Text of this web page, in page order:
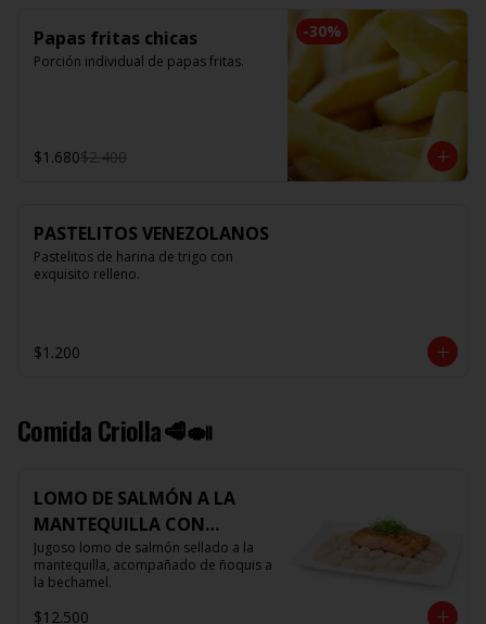
-30%
Papas fritas chicas
Porción individual de papas fritas.
$1.680$2.400
PASTELITOS VENEZOLANOS
Pastelitos de harina de trigo con
exquisito relleno.
$1.200
Comida Criolla🥩🍛
LOMO DE SALMÓN A LA
MANTEQUILLA CON
ÑOQUIS 🧈
Jugoso lomo de salmón sellado a la
mantequilla, acompañado de ñoquis a
la bechamel.
$12.500